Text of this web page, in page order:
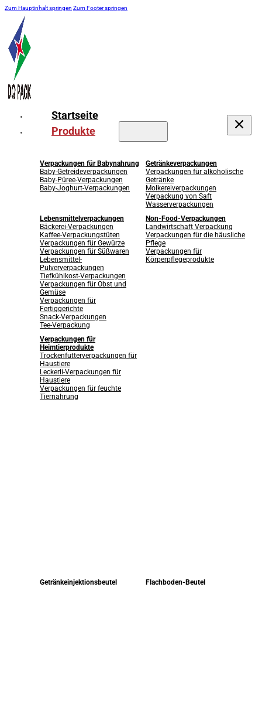
Zum Hauptinhalt springen Zum Footer springen
Startseite
Produkte
Verpackungen für Babynahrung
Baby-Getreideverpackungen
Baby-Püree-Verpackungen
Baby-Joghurt-Verpackungen
Getränkeverpackungen
Verpackungen für alkoholische
Getränke
Molkereiverpackungen
Verpackung von Saft
Wasserverpackungen
Lebensmittelverpackungen
Bäckerei-Verpackungen
Kaffee-Verpackungstüten
Verpackungen für Gewürze
Verpackungen für Süßwaren
Lebensmittel-
Pulververpackungen
Tiefkühlkost-Verpackungen
Verpackungen für Obst und
Gemüse
Verpackungen für
Fertiggerichte
Snack-Verpackungen
Tee-Verpackung
Non-Food-Verpackungen
Landwirtschaft Verpackung
Verpackungen für die häusliche
Pflege
Verpackungen für
Körperpflegeprodukte
Verpackungen für
Heimtierprodukte
Trockenfutterverpackungen für
Haustiere
Leckerli-Verpackungen für
Haustiere
Verpackungen für feuchte
Tiernahrung
Getränkeinjektionsbeutel Flachboden-Beutel